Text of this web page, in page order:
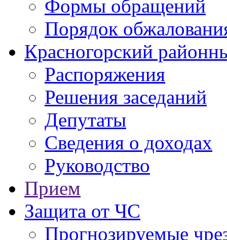
Формы обращений
Порядок
Красногорский
Распоряжения
Решения заседаний
Депутаты
Сведения о доходах
Руководство
Прием
Защита от ЧС
Прогнозируемые